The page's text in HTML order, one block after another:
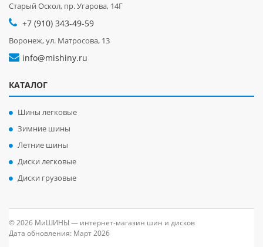
Старый Оскол, пр. Угарова, 14Г
+7 (910) 343-49-59
Воронеж, ул. Матросова, 13
info@mishiny.ru
КАТАЛОГ
Шины легковые
Зимние шины
Летние шины
Диски легковые
Диски грузовые
© 2026 МиШИНЫ — интернет-магазин шин и дисков
Дата обновления: Март 2026